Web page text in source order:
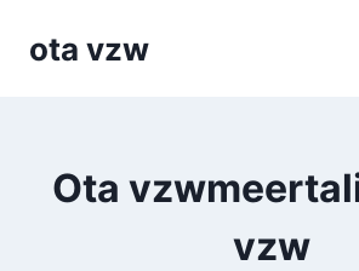
ota vzw
Ota
vzw